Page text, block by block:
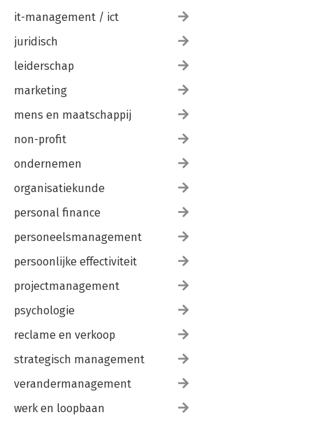
it-management / ict
juridisch
leiderschap
marketing
mens en maatschappij
non-profit
ondernemen
organisatiekunde
personal finance
personeelsmanagement
persoonlijke effectiviteit
projectmanagement
psychologie
reclame en verkoop
strategisch management
verandermanagement
werk en loopbaan